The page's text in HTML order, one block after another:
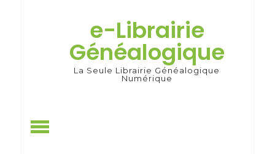
e-Librairie
Généalogique
La Seule Librairie Généalogique
Numérique